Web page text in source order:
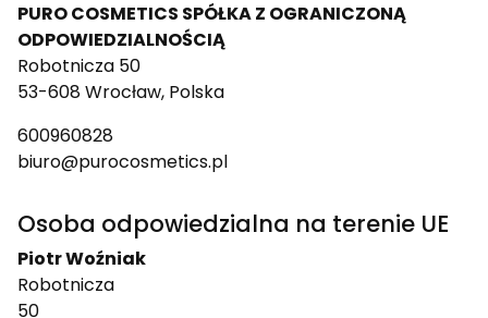
PURO COSMETICS SPÓŁKA Z OGRANICZONĄ
ODPOWIEDZIALNOŚCIĄ
Robotnicza 50
53-608 Wrocław, Polska
600960828
biuro@purocosmetics.pl
Osoba odpowiedzialna na terenie UE
Piotr Woźniak
Robotnicza
50